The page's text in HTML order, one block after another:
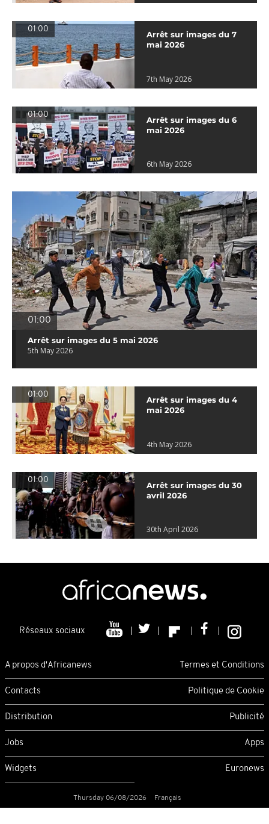
01:00
Arrêt sur images du 7
mai 2026
7th May 2026
01:00
Arrêt sur images du 6
mai 2026
6th May 2026
01:00
Arrêt sur images du 5 mai 2026
5th May 2026
01:00
Arrêt sur images du 4
mai 2026
4th May 2026
01:00
Arrêt sur images du 30
avril 2026
30th April 2026
Réseaux sociaux
A propos d'Africanews Termes et Conditions
Contacts Politique de Cookie
Distribution Publicité
Jobs Apps
Widgets Euronews
Thursday 06/08/2026